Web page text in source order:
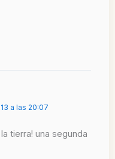
a las 20:07
tierra! una segunda